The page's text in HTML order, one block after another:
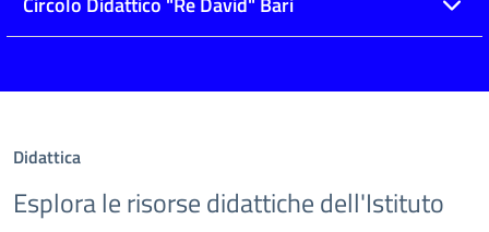
Didattica
Esplora le risorse didattiche dell'Istituto